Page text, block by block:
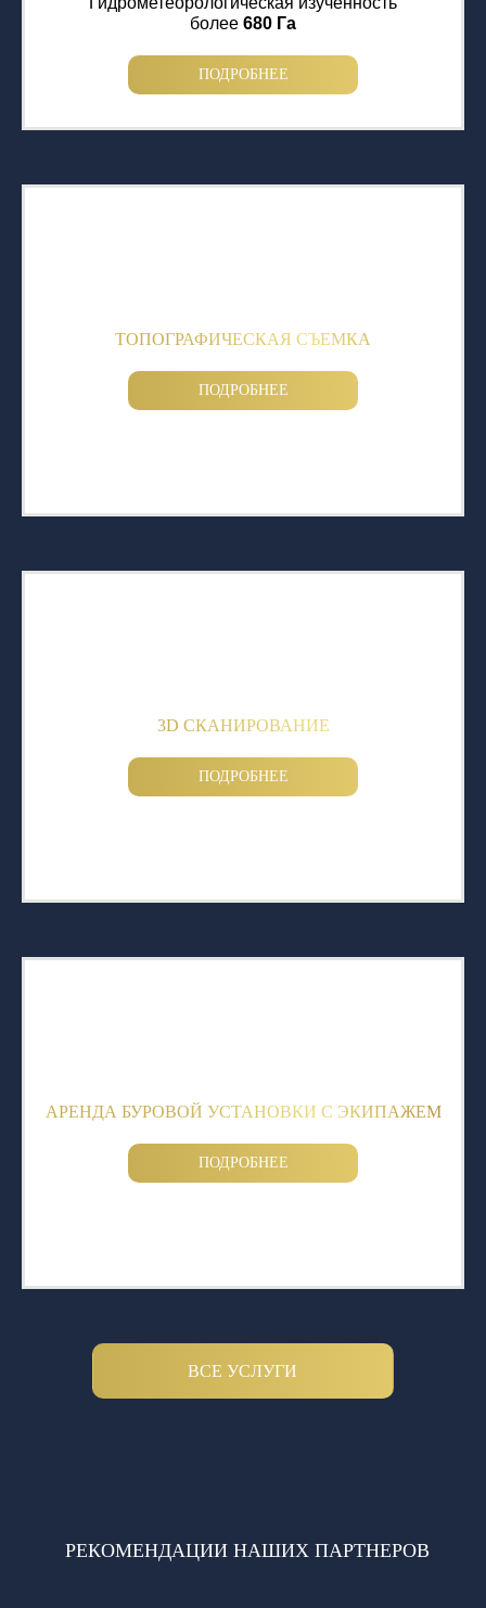
более 680 Га
ПОДРОБНЕЕ
ТОПОГРАФИЧЕСКАЯ СЪЕМКА
ПОДРОБНЕЕ
3D СКАНИРОВАНИЕ
ПОДРОБНЕЕ
АРЕНДА БУРОВОЙ УСТАНОВКИ С ЭКИПАЖЕМ
ПОДРОБНЕЕ
ВСЕ УСЛУГИ
РЕКОМЕНДАЦИИ НАШИХ ПАРТНЕРОВ